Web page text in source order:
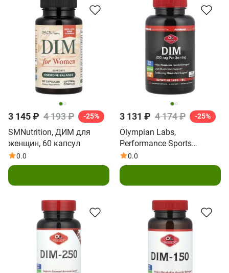
3 145 ₽ 4 193 ₽ -25%
SMNutrition, ДИМ для
женщин, 60 капсул
0.0
3 131 ₽ 4 174 ₽ -25%
Olympian Labs,
Performance Sports
Nutrition, DIM, 250 мг, 30
вегетарианских капсул
0.0